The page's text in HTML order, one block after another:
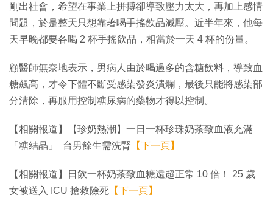
剛出社會，希望在事業上拼搏卻導致壓力太大，再加上感情
問題，於是整天只想靠著喝手搖飲品減壓。近半年來，他每
天早晚都要各喝 2 杯手搖飲品，相當於一天 4 杯的份量。
顧醫師無奈地表示，男病人由於喝過多的含糖飲料，導致血
糖飆高，才令下體不斷受感染發炎潰爛，最後只能將感染部
分清除，再服用控制糖尿病的藥物才得以控制。
【相關報道】【珍奶熱潮】一日一杯珍珠奶茶致血液充滿
「糖結晶」 台男餘生需洗腎 【下一頁】
【相關報道】日飲一杯奶茶致血糖遠超正常 10 倍！ 25 歲
女被送入 ICU 搶救險死 【下一頁】